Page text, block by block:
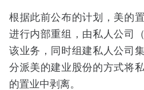
根据此前公布的计划，美的
进行内部重组，由私人公司
该业务，同时组建私人公司
分派美的建业股份的方式将
的置业中剥离。